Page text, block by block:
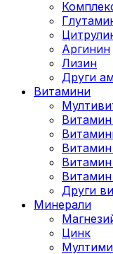
Аргинин
Лизин
Други
Витамини
Витамин
Витамин
Витамин
Други
Минерали
Цинк